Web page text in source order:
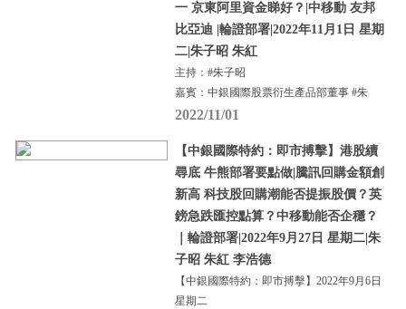
一 京東阿里資金睇好？|中移動 友邦
比亞迪 |輪證部署|2022年11月1日 星期
二|朱子昭 朱紅
主持：#朱子昭
嘉賓：中銀國際股票衍生產品部董事 #朱
2022/11/01
【中銀國際特約：即市搏擊】港股續
尋底 牛熊部署要點做|騰訊回購金額創
新高 科技股回購潮能否提振股價？英
鎊急跌匯控點算？中移動能否企穩？
｜輪證部署|2022年9月27日 星期二|朱
子昭 朱紅 李浩德
【中銀國際特約：即市搏擊】2022年9月6日
星期二